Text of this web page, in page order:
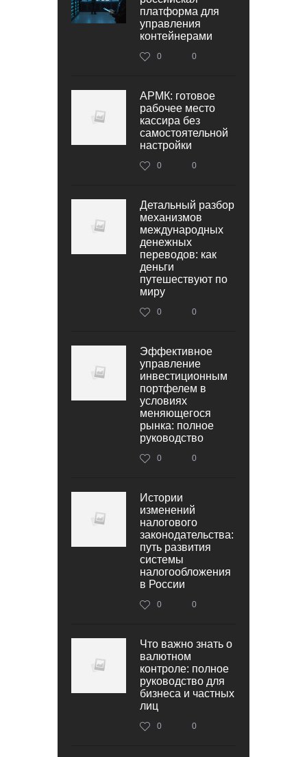
платформа для
управления
контейнерами
0 0
АРМК: готовое
рабочее место
кассира без
самостоятельной
настройки
0 0
Детальный разбор
механизмов
международных
денежных
переводов: как
деньги
путешествуют по
миру
0 0
Эффективное
управление
инвестиционным
портфелем в
условиях
меняющегося
рынка: полное
руководство
0 0
Истории
изменений
налогового
законодательства:
путь развития
системы
налогообложения
в России
0 0
Что важно знать о
валютном
контроле: полное
руководство для
бизнеса и частных
лиц
0 0